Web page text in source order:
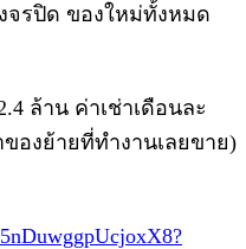
จรปิด ของใหม่ทั้งหมด
ล้าน ค่าเช่าเดือนละ
องย้ายที่ทำงานเลยขาย)